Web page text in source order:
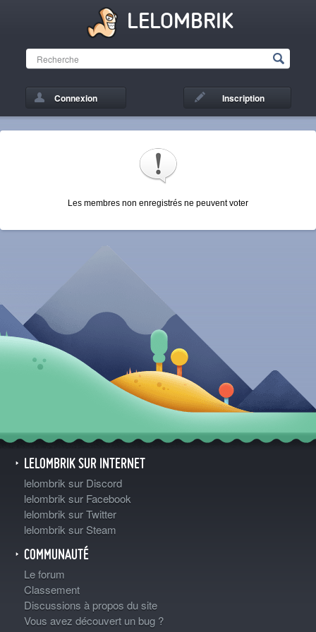
LELOMBRIK
Connexion Inscription
Les membres non enregistrés ne peuvent voter
LELOMBRIK SUR INTERNET
lelombrik sur Discord
lelombrik sur Facebook
lelombrik sur Twitter
lelombrik sur Steam
COMMUNAUTÉ
Le forum
Classement
Discussions à propos du site
Vous avez découvert un bug ?